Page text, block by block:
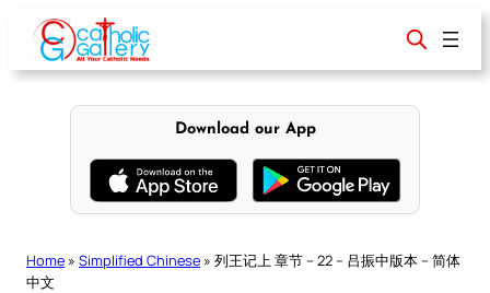
content
Download our App
Home » Simplified Chinese » 列王记上 章节 – 22 – 吕振中版本 – 简体
中文